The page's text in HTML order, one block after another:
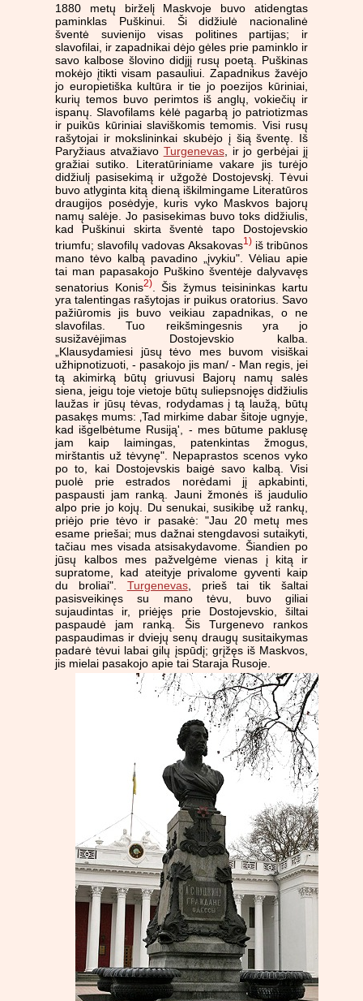
1880 metų birželį Maskvoje buvo atidengtas
paminklas Puškinui. Ši didžiulė nacionalinė
šventė suvienijo visas politines partijas; ir
slavofilai, ir zapadnikai dėjo gėles prie paminklo ir
savo kalbose šlovino didįjį rusų poetą. Puškinas
mokėjo įtikti visam pasauliui. Zapadnikus žavėjo
jo europietiška kultūra ir tie jo poezijos kūriniai,
kurių temos buvo perimtos iš anglų, vokiečių ir
ispanų. Slavofilams kėlė pagarbą jo patriotizmas
ir puikūs kūriniai slaviškomis temomis. Visi rusų
rašytojai ir mokslininkai skubėjo į šią šventę. Iš
Paryžiaus atvažiavo Turgenevas, ir jo gerbėjai jį
gražiai sutiko. Literatūriniame vakare jis turėjo
didžiulį pasisekimą ir užgožė Dostojevskį. Tėvui
buvo atlyginta kitą dieną iškilmingame Literatūros
draugijos posėdyje, kuris vyko Maskvos bajorų
namų salėje. Jo pasisekimas buvo toks didžiulis,
kad Puškinui skirta šventė tapo Dostojevskio
triumfu; slavofilų vadovas Aksakovas1)iš tribūnos
mano tėvo kalbą pavadino „įvykiu". Vėliau apie
tai man papasakojo Puškino šventėje dalyvavęs
senatorius Konis2). Šis žymus teisininkas kartu
yra talentingas rašytojas ir puikus oratorius. Savo
pažiūromis jis buvo veikiau zapadnikas, o ne
slavofilas. Tuo reikšmingesnis yra jo
susižavėjimas Dostojevskio kalba.
„Klausydamiesi jūsų tėvo mes buvom visiškai
užhipnotizuoti, - pasakojo jis man/ - Man regis, jei
tą akimirką būtų griuvusi Bajorų namų salės
siena, jeigu toje vietoje būtų suliepsnojęs didžiulis
laužas ir jūsų tėvas, rodydamas į tą laužą, būtų
pasakęs mums: ‚Tad mirkime dabar šitoje ugnyje,
kad išgelbėtume Rusiją', - mes būtume paklusę
jam kaip laimingas, patenkintas žmogus,
mirštantis už tėvynę". Nepaprastos scenos vyko
po to, kai Dostojevskis baigė savo kalbą. Visi
puolė prie estrados norėdami jį apkabinti,
paspausti jam ranką. Jauni žmonės iš jaudulio
alpo prie jo kojų. Du senukai, susikibę už rankų,
priėjo prie tėvo ir pasakė: "Jau 20 metų mes
esame priešai; mus dažnai stengdavosi sutaikyti,
tačiau mes visada atsisakydavome. Šiandien po
jūsų kalbos mes pažvelgėme vienas į kitą ir
supratome, kad ateityje privalome gyventi kaip
du broliai". Turgenevas, prieš tai tik šaltai
pasisveikinęs su mano tėvu, buvo giliai
sujaudintas ir, priėjęs prie Dostojevskio, šiltai
paspaudė jam ranką. Šis Turgenevo rankos
paspaudimas ir dviejų senų draugų susitaikymas
padarė tėvui labai gilų įspūdį; grįžęs iš Maskvos,
jis mielai pasakojo apie tai Staraja Rusoje.